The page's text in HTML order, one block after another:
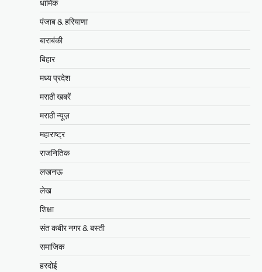
धार्मिक
पंजाब & हरियाणा
बाराबंकी
बिहार
मध्य प्रदेश
मराठी खबरें
मराठी न्यूज़
महाराष्ट्र
राजनितिक
लखनऊ
लेख
शिक्षा
संत कबीर नगर & बस्ती
समाजिक
हरदोई